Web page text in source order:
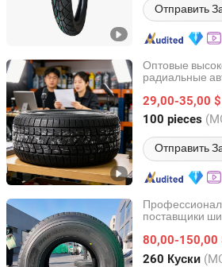
Отправить
Оптовые
радиальные
195/60r14 185/
29,00-35,00 $
100 pieces
Отправить
Sinotyre Technology (Hangzhou) Co.,
Zhejiang, China с 2025
поставщики
грузовые
грузовиков
80,00-150,00
260 Куски
Bywell Industry Ltd
Shandong, China с